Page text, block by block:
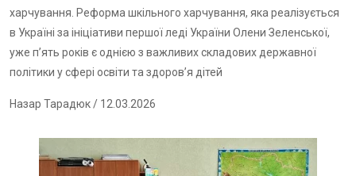
харчування. Реформа шкільного харчування, яка реалізується
в Україні за ініціативи першої леді України Олени Зеленської,
уже п’ять років є однією з важливих складових державної
політики у сфері освіти та здоров’я дітей
Назар Тарадюк/ 12.03.2026